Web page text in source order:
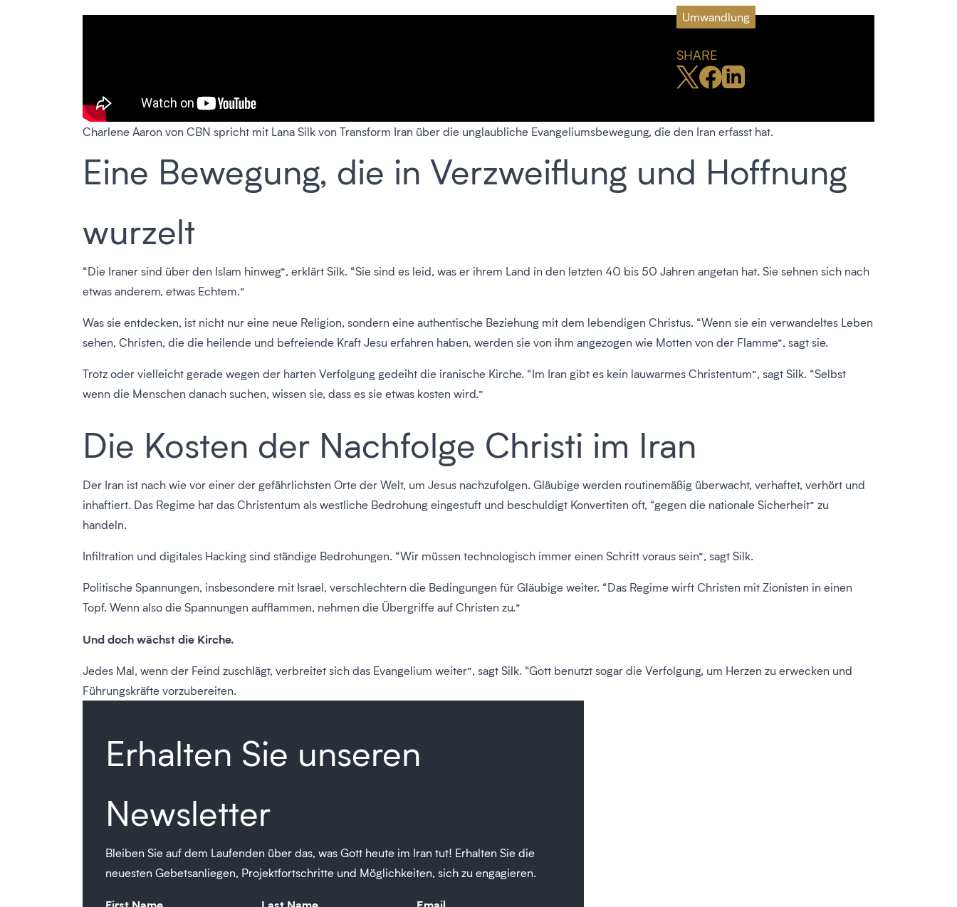
Charlene Aaron von CBN spricht mit Lana Silk von Transform Iran über die unglaubliche Evangeliumsbewegung, die den Iran erfasst hat.
Eine Bewegung, die in Verzweiflung und Hoffnung
wurzelt
“Die Iraner sind über den Islam hinweg”, erklärt Silk. “Sie sind es leid, was er ihrem Land in den letzten 40 bis 50 Jahren angetan hat. Sie sehnen sich nach
etwas anderem, etwas Echtem.”
Was sie entdecken, ist nicht nur eine neue Religion, sondern eine authentische Beziehung mit dem lebendigen Christus. “Wenn sie ein verwandeltes Leben
sehen, Christen, die die heilende und befreiende Kraft Jesu erfahren haben, werden sie von ihm angezogen wie Motten von der Flamme”, sagt sie.
Trotz oder vielleicht gerade wegen der harten Verfolgung gedeiht die iranische Kirche. “Im Iran gibt es kein lauwarmes Christentum”, sagt Silk. “Selbst
wenn die Menschen danach suchen, wissen sie, dass es sie etwas kosten wird.”
Die Kosten der Nachfolge Christi im Iran
Der Iran ist nach wie vor einer der gefährlichsten Orte der Welt, um Jesus nachzufolgen. Gläubige werden routinemäßig überwacht, verhaftet, verhört und
inhaftiert. Das Regime hat das Christentum als westliche Bedrohung eingestuft und beschuldigt Konvertiten oft, “gegen die nationale Sicherheit” zu
handeln.
Infiltration und digitales Hacking sind ständige Bedrohungen. “Wir müssen technologisch immer einen Schritt voraus sein”, sagt Silk.
Politische Spannungen, insbesondere mit Israel, verschlechtern die Bedingungen für Gläubige weiter. “Das Regime wirft Christen mit Zionisten in einen
Topf. Wenn also die Spannungen aufflammen, nehmen die Übergriffe auf Christen zu.”
Und doch wächst die Kirche.
Jedes Mal, wenn der Feind zuschlägt, verbreitet sich das Evangelium weiter”, sagt Silk. “Gott benutzt sogar die Verfolgung, um Herzen zu erwecken und
Führungskräfte vorzubereiten.
Erhalten Sie unseren
Newsletter
Bleiben Sie auf dem Laufenden über das, was Gott heute im Iran tut! Erhalten Sie die
neuesten Gebetsanliegen, Projektfortschritte und Möglichkeiten, sich zu engagieren.
Umwandlung
SHARE